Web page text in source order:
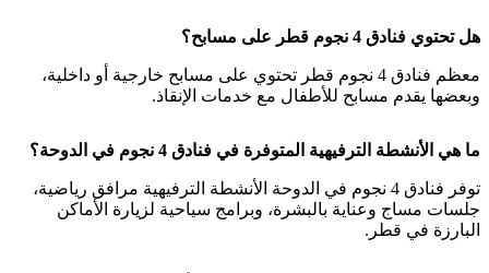
هل تحتوي فنادق 4 نجوم قطر على مسابح؟
معظم فنادق 4 نجوم قطر تحتوي على مسابح خارجية أو داخلية،
وبعضها يقدم مسابح للأطفال مع خدمات الإنقاذ.
ما هي الأنشطة الترفيهية المتوفرة في فنادق 4 نجوم في الدوحة؟
توفر فنادق 4 نجوم في الدوحة الأنشطة الترفيهية مرافق رياضية،
جلسات مساج وعناية بالبشرة، وبرامج سياحية لزيارة الأماكن
البارزة في قطر.